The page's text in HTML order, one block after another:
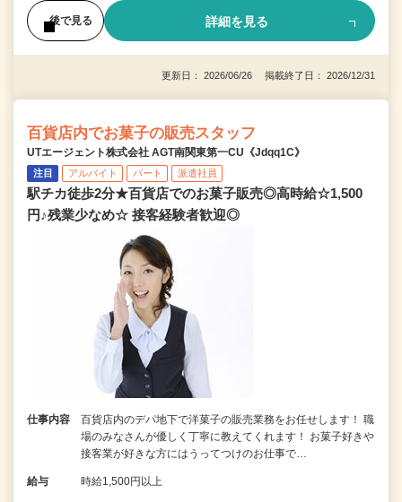
後で見る 詳細を見る
更新日： 2026/06/26 掲載終了日： 2026/12/31
百貨店内でお菓子の販売スタッフ
UTエージェント株式会社 AGT南関東第一CU《Jdqq1C》
注目 アルバイト パート 派遣社員
駅チカ徒歩2分★百貨店でのお菓子販売◎高時給☆1,500
円♪残業少なめ☆ 接客経験者歓迎◎
仕事内容
百貨店内のデパ地下で洋菓子の販売業務をお任せします！ 職
場のみなさんが優しく丁寧に教えてくれます！ お菓子好きや
接客業が好きな方にはうってつけのお仕事で…
給与 時給1,500円以上